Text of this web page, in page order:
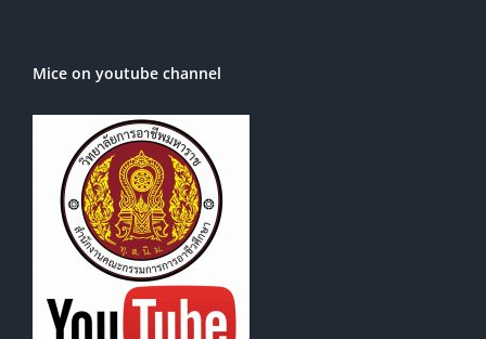
Mice on youtube channel